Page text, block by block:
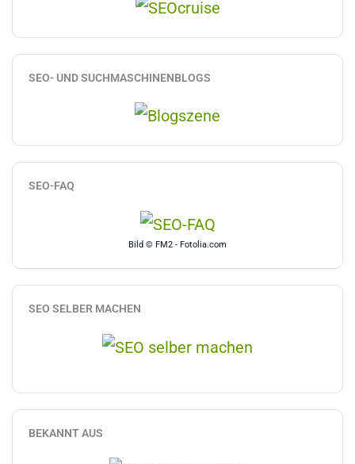
SEO- UND SUCHMASCHINENBLOGS
SEO-FAQ
Bild © FM2 - Fotolia.com
SEO SELBER MACHEN
BEKANNT AUS